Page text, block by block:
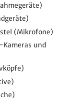
(Mikrofone)
Kameras und